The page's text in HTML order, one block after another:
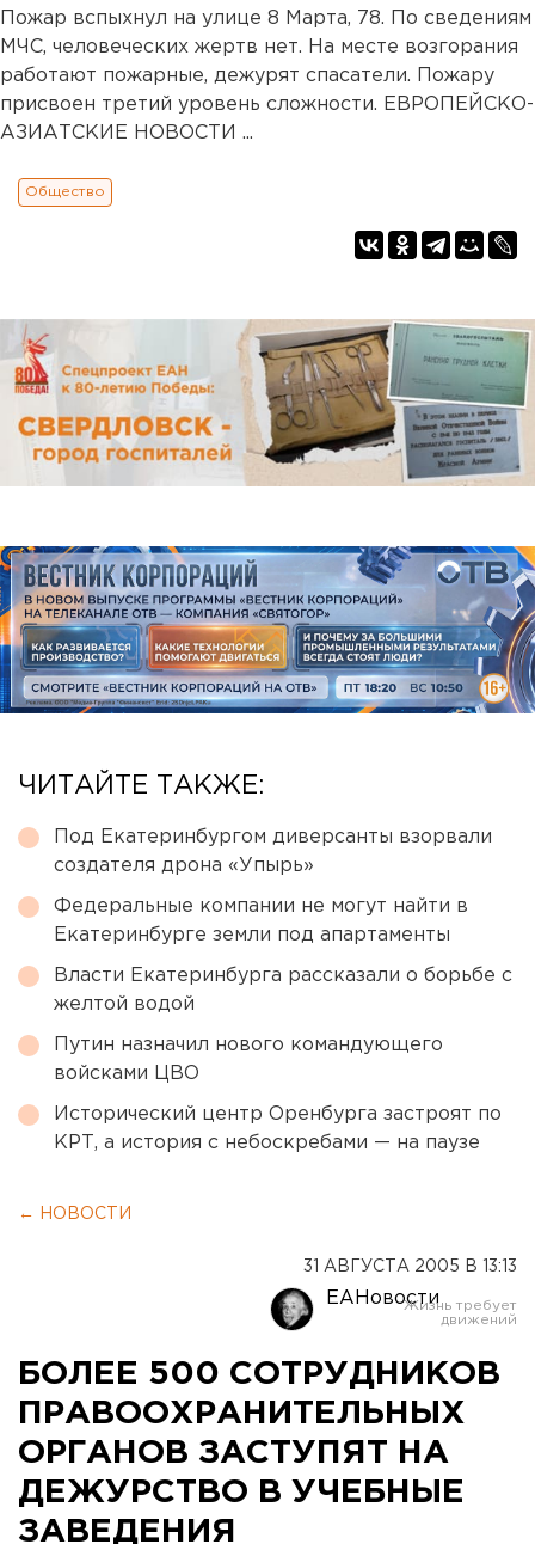
Пожар вспыхнул на улице 8 Марта, 78. По сведениям
МЧС, человеческих жертв нет. На месте возгорания
работают пожарные, дежурят спасатели. Пожару
присвоен третий уровень сложности. ЕВРОПЕЙСКО-
АЗИАТСКИЕ НОВОСТИ ...
Общество
ЧИТАЙТЕ ТАКЖЕ:
Под Екатеринбургом диверсанты взорвали
создателя дрона «Упырь»
Федеральные компании не могут найти в
Екатеринбурге земли под апартаменты
Власти Екатеринбурга рассказали о борьбе с
желтой водой
Путин назначил нового командующего
войсками ЦВО
Исторический центр Оренбурга застроят по
КРТ, а история с небоскребами — на паузе
← НОВОСТИ
31 АВГУСТА 2005 В 13:13
ЕАНовости
БОЛЕЕ 500 СОТРУДНИКОВ
ПРАВООХРАНИТЕЛЬНЫХ
ОРГАНОВ ЗАСТУПЯТ НА
ДЕЖУРСТВО В УЧЕБНЫЕ
ЗАВЕДЕНИЯ